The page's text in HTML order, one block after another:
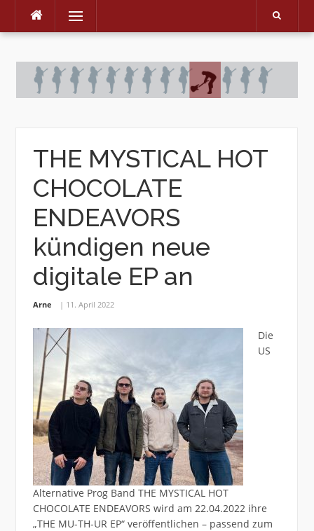
Skip
Menu
THE MYSTICAL HOT
CHOCOLATE
ENDEAVORS
kündigen neue
digitale EP an
Arne 11. April 2022
Die
US
Alternative Prog Band THE MYSTICAL HOT
CHOCOLATE ENDEAVORS wird am 22.04.2022 ihre
„THE MU-TH-UR EP“ veröffentlichen – passend zum